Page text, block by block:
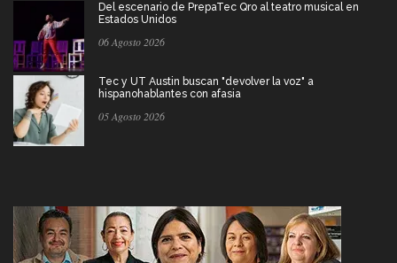
Del escenario de PrepaTec Qro al teatro musical en
Estados Unidos
06 Agosto 2026
Tec y UT Austin buscan "devolver la voz" a
hispanohablantes con afasia
05 Agosto 2026